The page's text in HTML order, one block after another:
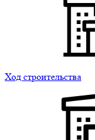
Ход строительства